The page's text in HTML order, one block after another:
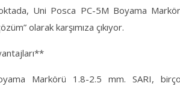
Uni Posca PC-5M Boyama
olarak karşımıza çıkıyor.
Markörü 1.8-2.5 mm. SARI,